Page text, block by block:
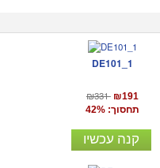
DE101_1
₪331 ₪191
תחסוך: 42%
קנה עכשיו